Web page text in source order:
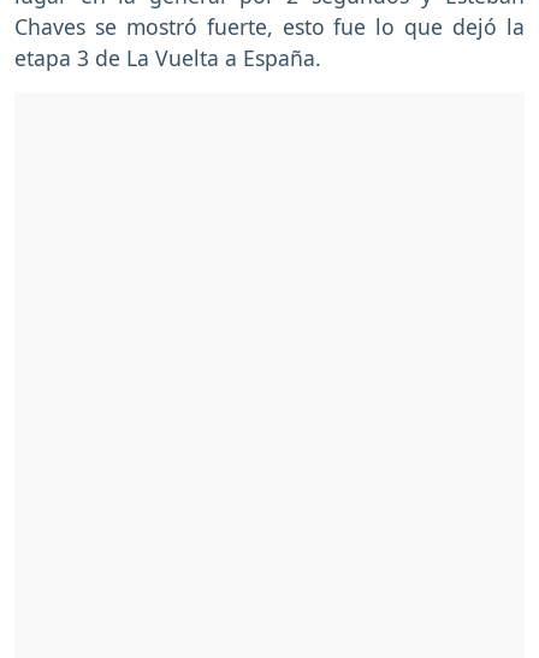
Chaves se mostró fuerte, esto fue lo que dejó la
etapa 3 de La Vuelta a España.